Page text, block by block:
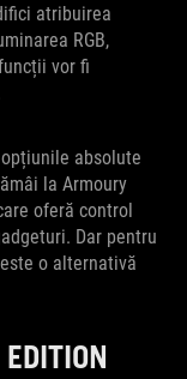
atribuirea
RGB,
vor fi
absolute
la Armoury
oferă control
Dar pentru
o alternativă